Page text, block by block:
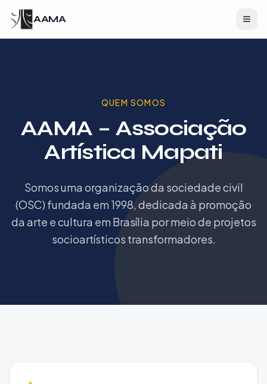
Pular para o conteúdo principal
AAMA
QUEM SOMOS
AAMA – Associação
Artística Mapati
Somos uma organização da sociedade civil
(OSC) fundada em 1998, dedicada à promoção
da arte e cultura em Brasília por meio de projetos
socioartísticos transformadores.